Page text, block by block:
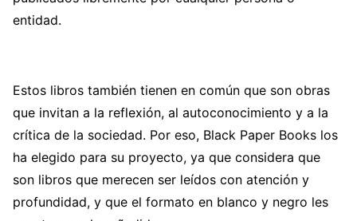
entidad.
Estos libros también tienen en común que son obras
que invitan a la reflexión, al autoconocimiento y a la
crítica de la sociedad. Por eso, Black Paper Books los
ha elegido para su proyecto, ya que considera que
son libros que merecen ser leídos con atención y
profundidad, y que el formato en blanco y negro les